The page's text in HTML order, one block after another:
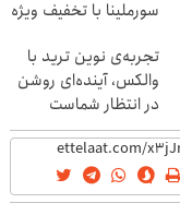
سورملینا با تخفیف ویژه
تجربه‌ی نوین ترید با
والکس، آینده‌ای روشن
در انتظار شماست